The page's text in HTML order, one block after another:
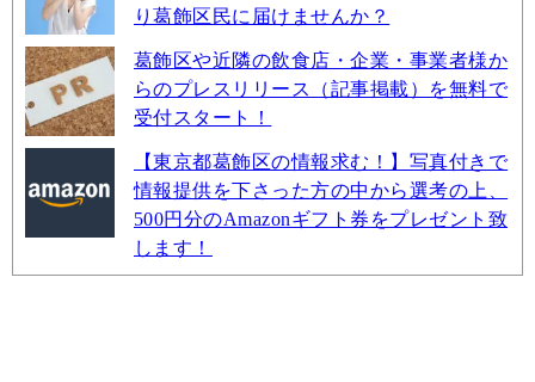
り葛飾区民に届けませんか？
葛飾区や近隣の飲食店・企業・事業者様か
らのプレスリリース（記事掲載）を無料で
受付スタート！
【東京都葛飾区の情報求む！】写真付きで
情報提供を下さった方の中から選考の上、
500円分のAmazonギフト券をプレゼント致
します！